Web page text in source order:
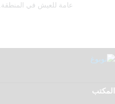
عامة للعيش في المنطقة.
المكتب